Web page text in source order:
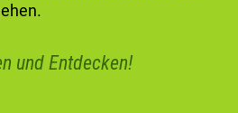
und Entdecken!